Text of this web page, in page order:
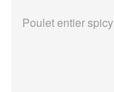
Poulet entier spicy